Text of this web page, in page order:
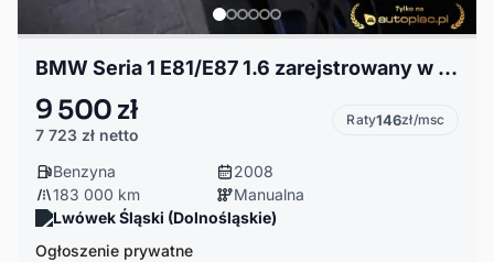
BMW Seria 1 E81/E87 1.6 zarejstrowany w Polsce. Ważne przegląd i OC
9 500 zł
7 723 zł netto
Raty146zł/msc
Benzyna
2008
183 000 km
Manualna
Lwówek Śląski (Dolnośląskie)
Ogłoszenie prywatne